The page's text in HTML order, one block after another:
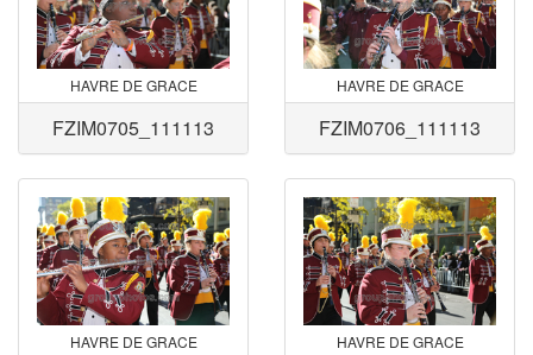
HAVRE DE GRACE
FZIM0705_111113
HAVRE DE GRACE
FZIM0706_111113
HAVRE DE GRACE HAVRE DE GRACE